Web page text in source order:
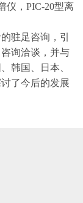
仪，PIC-20型离
驻足咨询，引
询洽谈 ，并与
韩国、日本、
了今后的发展